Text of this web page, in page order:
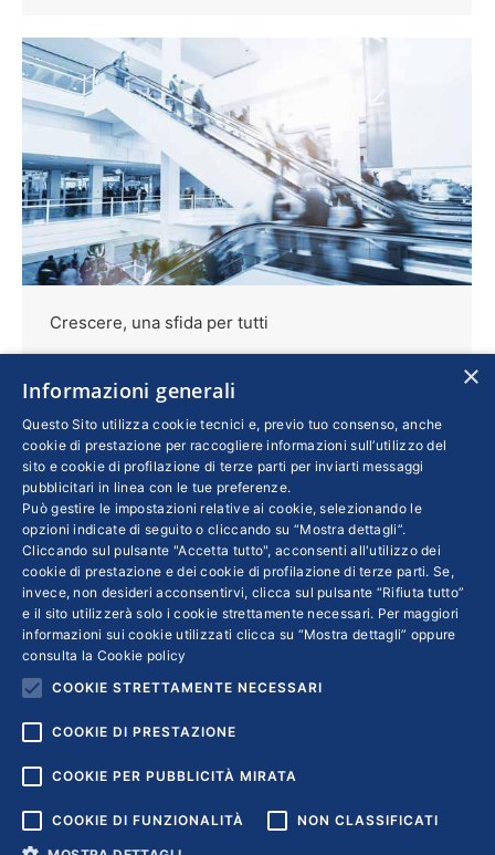
Crescere, una sfida per tutti
DiSTEFANO ZAPPONINI
Il paese deve progredire stimolando gli
investimenti privati e rilanciando quelli
pubblici, ma la legge di bilancio non va in
questa direzione. Nel frattempo le imprese
ripartono il 7 e l’8 febbraio da Milano per una
grande stagione di collaborazione. Parla
Vincenzo Boccia, Presidente di Confindustria
← 1 2 3
×
Informazioni generali
Questo Sito utilizza cookie tecnici e, previo tuo consenso, anche
cookie di prestazione per raccogliere informazioni sull’utilizzo del
sito e cookie di profilazione di terze parti per inviarti messaggi
pubblicitari in linea con le tue preferenze.
Può gestire le impostazioni relative ai cookie, selezionando le
opzioni indicate di seguito o cliccando su “Mostra dettagli”.
Cliccando sul pulsante "Accetta tutto", acconsenti all'utilizzo dei
cookie di prestazione e dei cookie di profilazione di terze parti. Se,
invece, non desideri acconsentirvi, clicca sul pulsante “Rifiuta tutto”
e il sito utilizzerà solo i cookie strettamente necessari. Per maggiori
informazioni sui cookie utilizzati clicca su “Mostra dettagli” oppure
consulta la Cookie policy
COOKIE STRETTAMENTE NECESSARI
COOKIE DI PRESTAZIONE
COOKIE PER PUBBLICITÀ MIRATA
COOKIE DI FUNZIONALITÀ NON CLASSIFICATI